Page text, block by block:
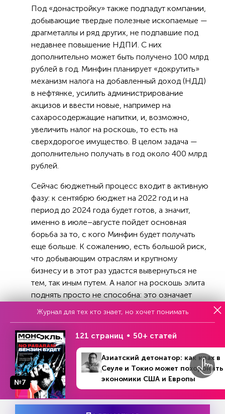
№30 (1216) В номере
Под «донастройку» также подпадут компании,
добывающие твердые полезные ископаемые —
драгметаллы и ряд других, не подпавшие под
недавнее повышение НДПИ. С них
дополнительно может быть получено 100 млрд
рублей в год. Минфин планирует «докрутить»
механизм налога на добавленный доход (НДД)
в нефтянке, усилить администрирование
акцизов и ввести новые, например на
сахаросодержащие напитки, и, возможно,
увеличить налог на роскошь, то есть на
сверхдорогое имущество. В целом задача —
дополнительно получать в год около 400 млрд
рублей.
Сейчас бюджетный процесс входит в активную
фазу: к сентябрю бюджет на 2022 год и на
период до 2024 года будет готов, а значит,
именно в июле–августе пойдет основная
борьба за то, с кого Минфин будет получать
еще больше. К сожалению, есть большой риск,
что добывающим отраслям и крупному
бизнесу и в этот раз удастся вывернуться не
тем, так иным путем. А налог на роскошь элита
поднять просто не способна: это означает
наложить на себя дополнительное бремя. Хотя
для сверхбогатых хотя бы частично к
европейскому уровню позволило бы получать
желаемую Минфином сумму. В этих условиях
мы можем увидеть самый малоэффективный
для бюджета и опасный для всей экономики
шаг: фактическое повышение страховых
взносов.
Журнал для тех кто знает, но хочет понимать
№7
121 страниц 50+ статей
Азиатский детонатор: как крах в
Сеуле и Токио может похоронить
экономики США и Европы